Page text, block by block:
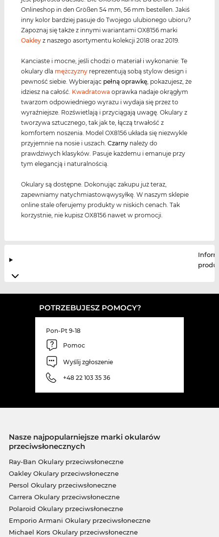
Onlineshop in den Größen 54 mm, 56 mm bestellen. Jakiś
inny kolor bardziej pasuje do Twojego ulubionego ubioru?
Zapoznaj się także z innymi wariantami OX8156 marki
Oakley z naszego asortymentu kolekcji 2018 oraz 2019.
Kanciaste i mocne, jeśli chodzi o materiał i wykonanie: Te
okulary dla mężczyzny reprezentują sobą stylow design i
pewność siebie. Wybierając pełną oprawkę, pokazujesz, że
idziesz na całość. Kwadratowa oprawka nadaje okrągłym
twarzom odpowiedniego wyrazu i wydaja się przez to
wyraźniejsze. Rozświetlają i przyciągają uwagę. Okulary z
tworzywa sztucznego, tak jak te, łączą trwałość z
komfortem noszenia. Model OX8156 układa się niezwykle
przyjemnie na nosie i uszach.Czarny należy do
prawdziwych klasyków. Pasuje każdemu i emanuje przy
tym elegancją i naturalnością.
Okulary są dostępne. Dokonując zakupu już teraz,
zapewniamy natychmiastowąwysyłkę. W naszym sklepie
online stale oferujemy produkty w niskich cenach. Tak
korzystnie, nie kupisz OX8156 nawet w promocji.
POTRZEBUJESZ POMOCY?
Pon-Pt 9-18
Pomoc
Wyślij zgłoszenie
+48 22 103 35 36
Nasze najpopularniejsze marki okularów
przeciwsłonecznych
Ray-Ban Okulary przeciwsłoneczne
Oakley Okulary przeciwsłoneczne
Persol Okulary przeciwsłoneczne
Carrera Okulary przeciwsłoneczne
Polaroid Okulary przeciwsłoneczne
Emporio Armani Okulary przeciwsłoneczne
Michael Kors Okulary przeciwsłoneczne